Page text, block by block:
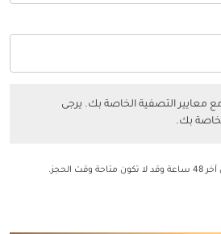
معايير التصفية الخاصة بك. يرجى
بك.
الحجز.